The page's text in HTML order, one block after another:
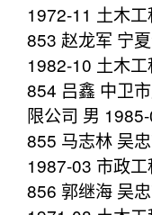
1972-11 土木
853 赵龙军 宁
1982-10 土木
854 吕鑫 中卫
限公司 男
855 马志林 吴
1987-03 市政
856 郭继海 吴